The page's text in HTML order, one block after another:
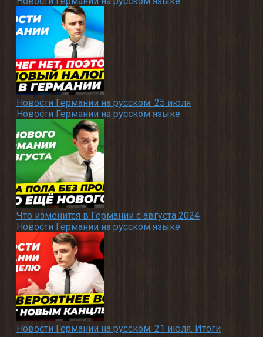
Новости Германии на русском. 25 июля
Новости Германии на русском языке
Что изменится в Германии с августа 2024
Новости Германии на русском языке
Новости Германии на русском. 21 июля. Итоги